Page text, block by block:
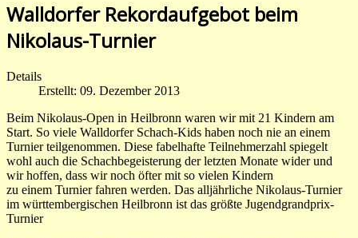
Walldorfer Rekordaufgebot beim
Nikolaus-Turnier
Details
Erstellt: 09. Dezember 2013
Beim Nikolaus-Open in Heilbronn waren wir mit 21 Kindern am
Start. So viele Walldorfer Schach-Kids haben noch nie an einem
Turnier teilgenommen. Diese fabelhafte Teilnehmerzahl spiegelt
wohl auch die Schachbegeisterung der letzten Monate wider und
wir hoffen, dass wir noch öfter mit so vielen Kindern
zu einem Turnier fahren werden. Das alljährliche Nikolaus-Turnier
im württembergischen Heilbronn ist das größte Jugendgrandprix-
Turnier